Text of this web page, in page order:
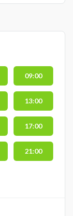
09:00
13:00
17:00
21:00